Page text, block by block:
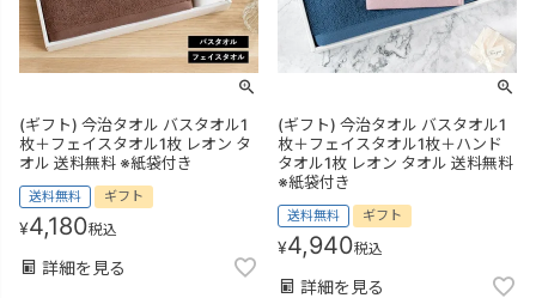
(ギフト) 今治タオル バスタオル1
枚＋フェイスタオル1枚 レオン タ
オル 送料無料 ※紙袋付き
送料無料 ギフト
¥4,180税込
詳細を見る
(ギフト) 今治タオル バスタオル1
枚＋フェイスタオル1枚＋ハンド
タオル1枚 レオン タオル 送料無料
※紙袋付き
送料無料 ギフト
¥4,940税込
詳細を見る